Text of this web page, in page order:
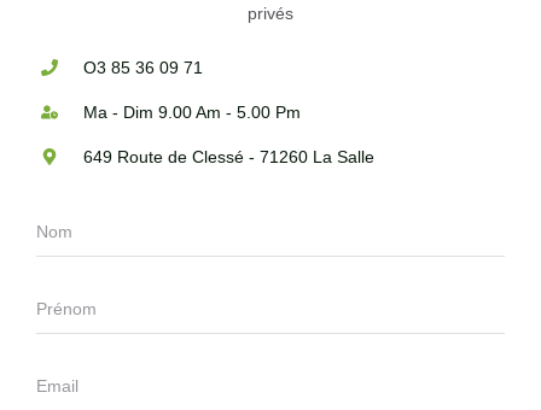
privés
O3 85 36 09 71
Ma - Dim 9.00 Am - 5.00 Pm
649 Route de Clessé - 71260 La Salle